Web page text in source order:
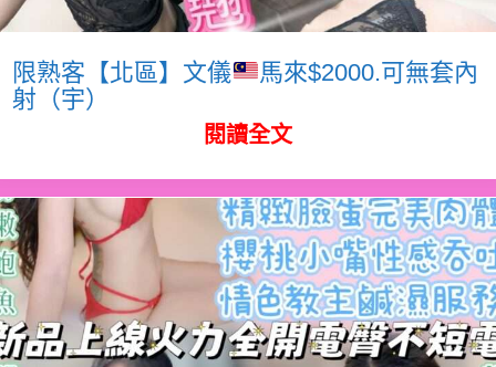
限熟客【北區】文儀
馬來$2000.可無套內
射（宇）
閱讀全文